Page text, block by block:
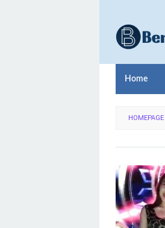
konten
Home
HOMEPAGE